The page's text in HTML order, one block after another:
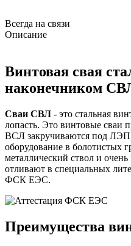
Всегда на связи
Описание
Винтовая свая
наконечником
Сваи СВЛ - это стальная
лопасть. Это винтовые сваи
ВСЛ закручиваются под
оборудование в болотистых
металлический ствол и
отливают в специальных
ФСК ЕЭС.
Преимущества